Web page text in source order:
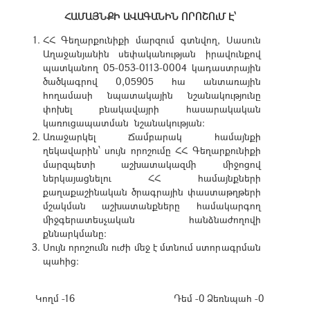
ՀԱՄԱՅՆՔԻ ԱՎԱԳԱՆԻՆ ՈՐՈՇՈւՄ Է՝
ՀՀ Գեղարքունիքի մարզում գտնվող, Սասուն
Աղաջանյանին սեփականության իրավունքով
պատկանող 05-053-0113-0004 կադաստրային
ծածկագրով 0,05905 հա անտառային
հողամասի նպատակային նշանակությունը
փոխել բնակավայրի հասարակական
կառուցապատման նշանակության:
Առաջարկել Ճամբարակ համայնքի
ղեկավարին՝ սույն որոշումը ՀՀ Գեղարքունիքի
մարզպետի աշխատակազմի միջոցով
ներկայացնելու ՀՀ համայնքների
քաղաքաշինական ծրագրային փաստաթղթերի
մշակման աշխատանքները համակարգող
միջգերատեսչական հանձնաժողովի
քննարկմանը:
Սույն որոշումն ուժի մեջ է մտնում ստորագրման
պահից:
Կողմ -16
Դեմ -0 Ձեռնպահ -0